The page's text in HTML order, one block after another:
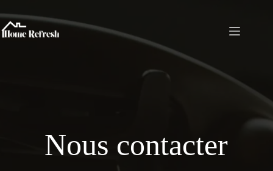
au
contenu
Nous contacter